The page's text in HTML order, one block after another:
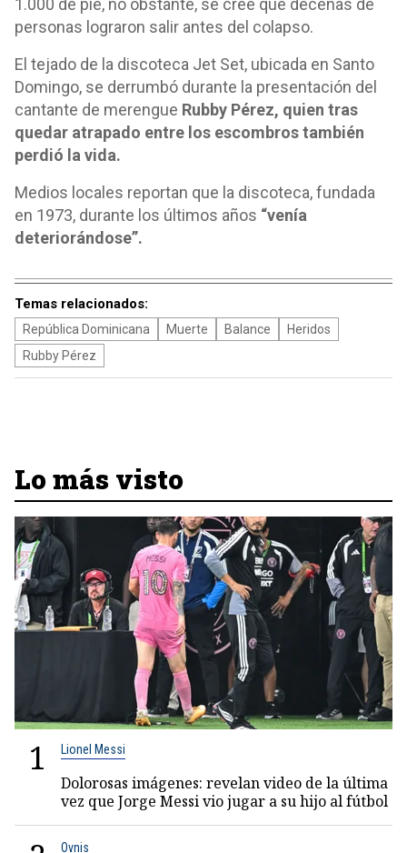
1.000 de pie, no obstante, se cree que decenas de
personas lograron salir antes del colapso.
El tejado de la discoteca Jet Set, ubicada en Santo
Domingo, se derrumbó durante la presentación del
cantante de merengue Rubby Pérez, quien tras
quedar atrapado entre los escombros también
perdió la vida.
Medios locales reportan que la discoteca, fundada
en 1973, durante los últimos años “venía
deteriorándose”.
Temas relacionados:
República Dominicana Muerte Balance
Heridos
Rubby Pérez
Lo más visto
1 Lionel Messi
Dolorosas imágenes: revelan video de la última
vez que Jorge Messi vio jugar a su hijo al fútbol
Ovnis